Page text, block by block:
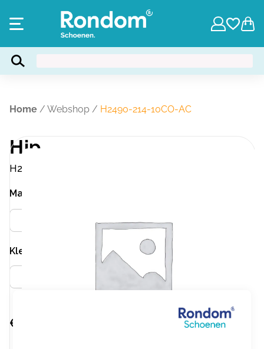
Home / Webshop / H2490-214-10CO-AC
Hip
H2490-214-10CO-AC
Kleur
Maat
€